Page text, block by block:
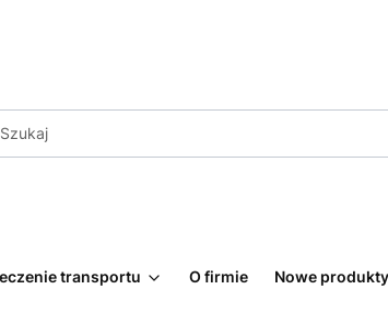
transportu O firmie Nowe produkty